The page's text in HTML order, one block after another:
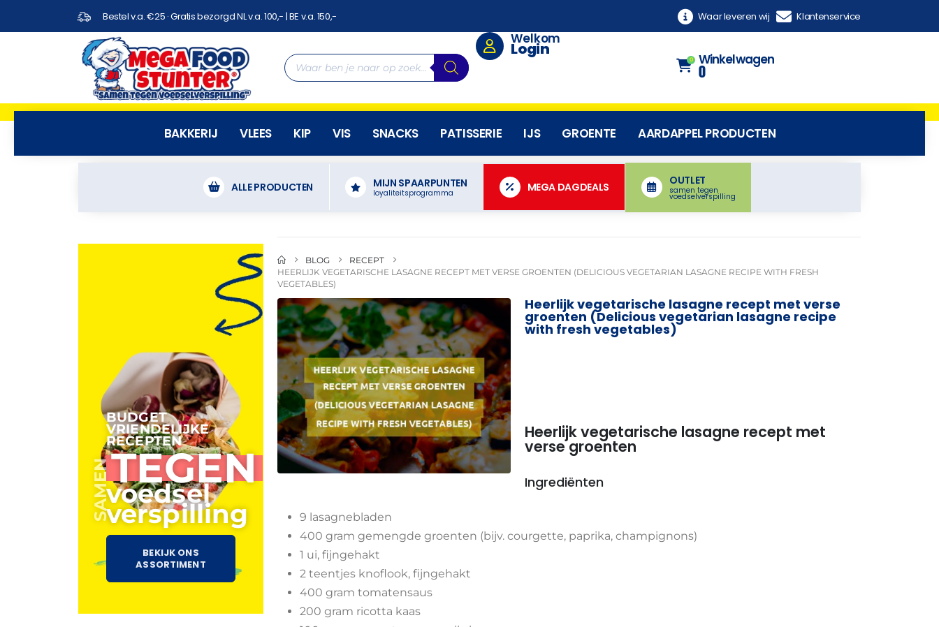
Bestel v.a. €25 · Gratis bezorgd NL v.a. 100,- | BE v.a. 150,- Waar leveren wij Klantenservice
Welkom
Login
0 Winkelwagen
0
BAKKERIJ VLEES KIP VIS SNACKS PATISSERIE IJS GROENTE AARDAPPEL PRODUCTEN
ALLE PRODUCTEN MIJN SPAARPUNTEN
loyaliteitsprogramma MEGA DAGDEALS
OUTLET
samen tegen
voedselverspilling
BLOG
RECEPT
HEERLIJK VEGETARISCHE LASAGNE RECEPT MET VERSE GROENTEN (DELICIOUS VEGETARIAN LASAGNE RECIPE WITH FRESH
VEGETABLES)
Heerlijk vegetarische lasagne recept met verse
groenten (Delicious vegetarian lasagne recipe
with fresh vegetables)
Heerlijk vegetarische lasagne recept met
verse groenten
Ingrediënten
9 lasagnebladen
400 gram gemengde groenten (bijv. courgette, paprika, champignons)
1 ui, fijngehakt
2 teentjes knoflook, fijngehakt
400 gram tomatensaus
200 gram ricotta kaas
BUDGET
VRIENDELIJKE
RECEPTEN
SAMENTEGEN
voedsel
verspilling
BEKIJK ONS
ASSORTIMENT